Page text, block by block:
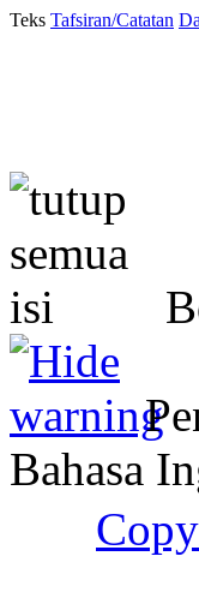
Teks Tafsiran/Catatan
Bahasa